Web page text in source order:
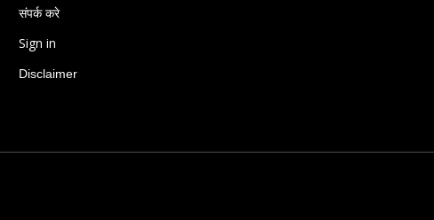
संपर्क करे
Sign in
Disclaimer